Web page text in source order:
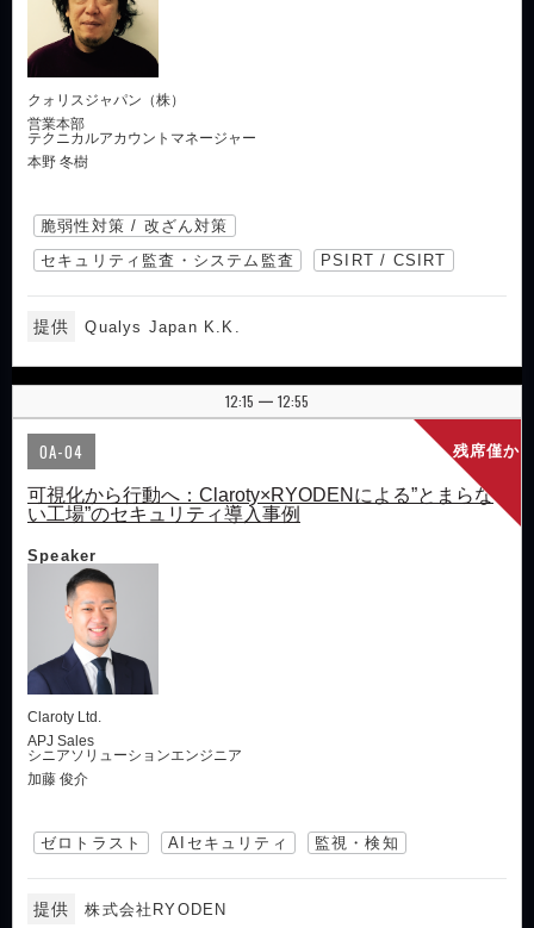
クォリスジャパン（株）
営業本部
テクニカルアカウントマネージャー
本野 冬樹
脆弱性対策 / 改ざん対策
セキュリティ監査・システム監査
PSIRT / CSIRT
提供 Qualys Japan K.K.
12:15 | 12:55
残席僅か
OA-04
可視化から行動へ：Claroty×RYODENによる”とまらな
い工場”のセキュリティ導入事例
Speaker
Claroty Ltd.
APJ Sales
シニアソリューションエンジニア
加藤 俊介
ゼロトラスト AIセキュリティ 監視・検知
提供 株式会社RYODEN